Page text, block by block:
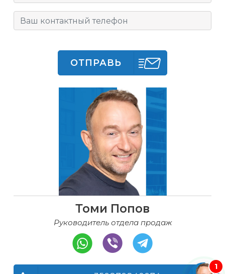
ОТПРАВЬ
Томи Попов
Руководитель отдела продаж
1